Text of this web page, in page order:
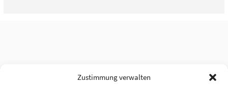
Zustimmung verwalten